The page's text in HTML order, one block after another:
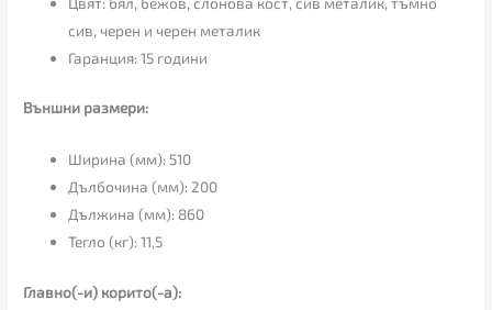
сив, черен и черен металик
Гаранция: 15 години
Външни размери:
Ширина (мм): 510
Дълбочина (мм): 200
Дължина (мм): 860
Тегло (кг): 11,5
Главно(-и) корито(-а):